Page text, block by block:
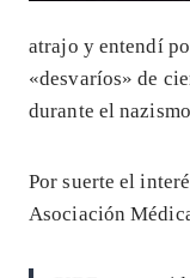
atrajo y entendí
«desvaríos» de
durante el
Por suerte el
Asociación